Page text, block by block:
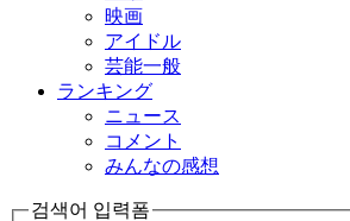
映画
アイドル
芸能一般
ランキング
ニュース
コメント
みんなの感想
검색어 입력폼